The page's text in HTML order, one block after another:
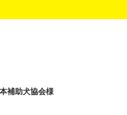
補助犬協会様